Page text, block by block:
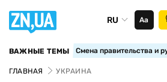
RU Аа
ВАЖНЫЕ ТЕМЫ Смена правительства и
ГЛАВНАЯ УКРАИНА